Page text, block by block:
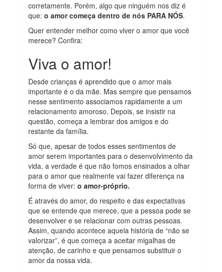
corretamente. Porém, algo que ninguém nos diz é
que:o amor começa dentro de nós PARA NÓS.
Quer entender melhor como viver o amor que você
merece? Confira:
Viva o amor!
Desde crianças é aprendido que o amor mais
importante é o da mãe. Mas sempre que pensamos
nesse sentimento associamos rapidamente a um
relacionamento amoroso. Depois, se insistir na
questão, começa a lembrar dos amigos e do
restante da família.
Só que, apesar de todos esses sentimentos de
amor serem importantes para o desenvolvimento da
vida, a verdade é que não fomos ensinados a olhar
para o amor que realmente vai fazer diferença na
forma de viver:o amor-próprio.
É através do amor, do respeito e das expectativas
que se entende que merece, que a pessoa pode se
desenvolver e se relacionar com outras pessoas.
Assim, quando acontece aquela história de “não se
valorizar”, é que começa a aceitar migalhas de
atenção, de carinho e que pensamos substituir o
amor da nossa vida.